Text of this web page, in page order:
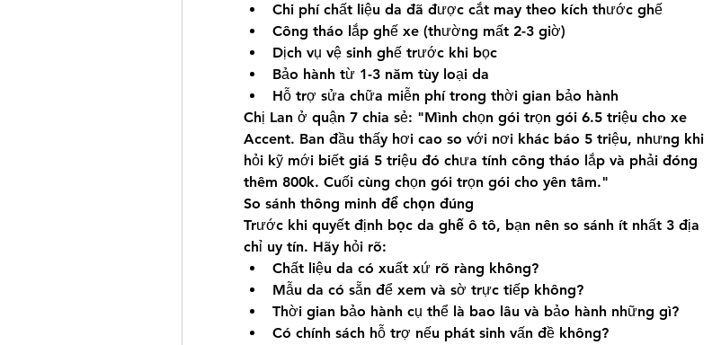
Chi phí chất liệu da đã được cắt may theo kích thước ghế
Công tháo lắp ghế xe (thường mất 2-3 giờ)
Dịch vụ vệ sinh ghế trước khi bọc
Bảo hành từ 1-3 năm tùy loại da
Hỗ trợ sửa chữa miễn phí trong thời gian bảo hành
Chị Lan ở quận 7 chia sẻ: "Mình chọn gói trọn gói 6.5 triệu cho xe
Accent. Ban đầu thấy hơi cao so với nơi khác báo 5 triệu, nhưng khi
hỏi kỹ mới biết giá 5 triệu đó chưa tính công tháo lắp và phải đóng
thêm 800k. Cuối cùng chọn gói trọn gói cho yên tâm."
So sánh thông minh để chọn đúng
Trước khi quyết định bọc da ghế ô tô, bạn nên so sánh ít nhất 3 địa
chỉ uy tín. Hãy hỏi rõ:
Chất liệu da có xuất xứ rõ ràng không?
Mẫu da có sẵn để xem và sờ trực tiếp không?
Thời gian bảo hành cụ thể là bao lâu và bảo hành những gì?
Có chính sách hỗ trợ nếu phát sinh vấn đề không?